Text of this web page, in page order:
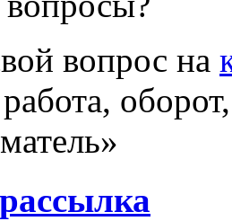
вопрос на